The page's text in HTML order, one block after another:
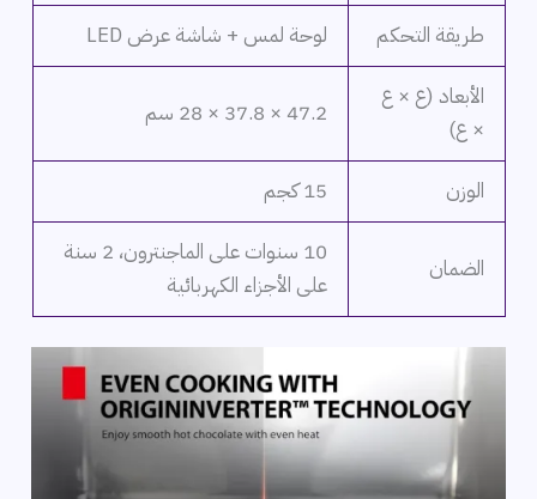
طريقة التحكم لوحة لمس + شاشة عرض LED
الأبعاد (ع × ع
× ع)
47.2 × 37.8 × 28 سم
الوزن 15 كجم
الضمان
10 سنوات على الماجنترون، 2 سنة
على الأجزاء الكهربائية